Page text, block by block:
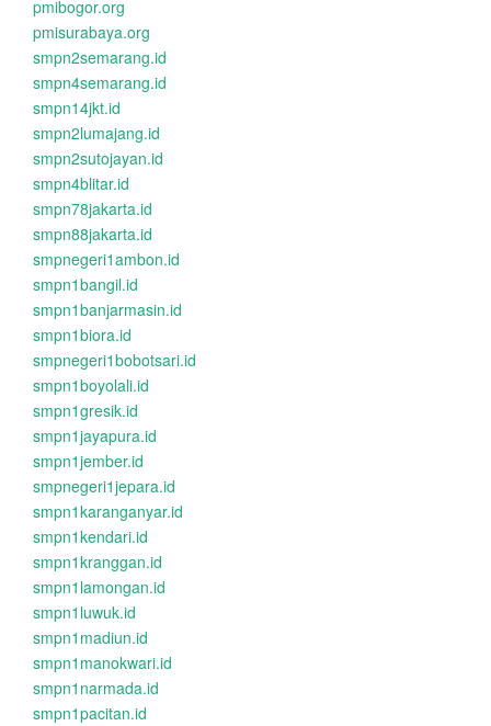
pmibogor.org
pmisurabaya.org
smpn2semarang.id
smpn4semarang.id
smpn14jkt.id
smpn2lumajang.id
smpn2sutojayan.id
smpn4blitar.id
smpn78jakarta.id
smpn88jakarta.id
smpnegeri1ambon.id
smpn1bangil.id
smpn1banjarmasin.id
smpn1biora.id
smpnegeri1bobotsari.id
smpn1boyolali.id
smpn1gresik.id
smpn1jayapura.id
smpn1jember.id
smpnegeri1jepara.id
smpn1karanganyar.id
smpn1kendari.id
smpn1kranggan.id
smpn1lamongan.id
smpn1luwuk.id
smpn1madiun.id
smpn1manokwari.id
smpn1narmada.id
smpn1pacitan.id